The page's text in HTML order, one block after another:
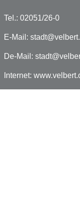
Tel.: 02051/26-0
E-Mail:
De-Mail:
Internet: